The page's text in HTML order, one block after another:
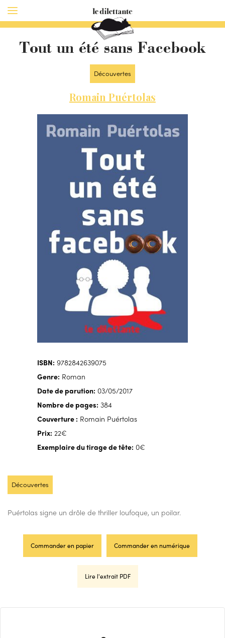
Tout un été sans Facebook
Découvertes
Romain Puértolas
ISBN: 9782842639075
Genre: Roman
Date de parution: 03/05/2017
Nombre de pages: 384
Couverture : Romain Puértolas
Prix: 22€
Exemplaire du tirage de tête: 0€
Découvertes
Puértolas signe un drôle de thriller loufoque, un poilar.
Commander en papier Commander en numérique
Lire l'extrait PDF